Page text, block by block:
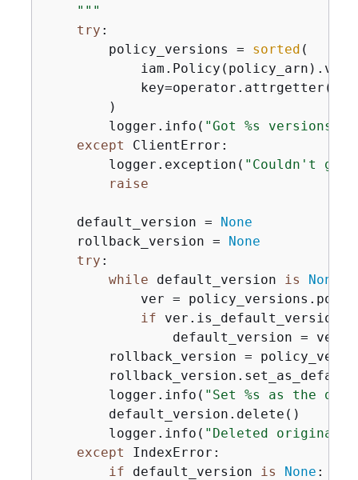
    """
try :
        policy_versions =
sorted (
            key=operator.attrgetter(
        )
        logger.info(
"Got %s versions
except ClientError:
        logger.exception(
"Couldn't get
raise
    default_version =
None
    rollback_version =
None
try :
while default_version is None
            ver = policy_versions.pop()
if ver.is_default_version:
                default_version = ver
rollback_version =
        logger.info(
"Set %s as the
        default_version.delete()
        logger.info(
"Deleted original
except IndexError:
if default_version is None :